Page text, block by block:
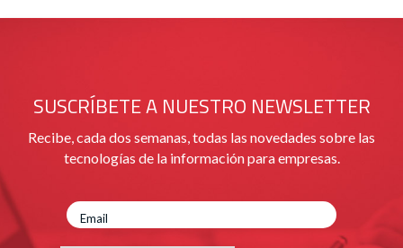
SUSCRÍBETE A NUESTRO NEWSLETTER
Recibe, cada dos semanas, todas las novedades sobre las
tecnologías de la información para empresas.